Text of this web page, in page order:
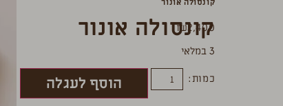
קונסולה אונור
₪2,400
3 במלאי
כמות: הוסף לעגלה